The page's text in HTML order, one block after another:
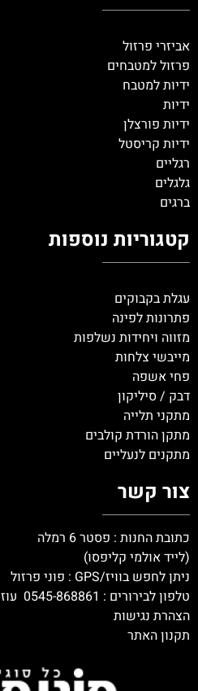
אביזרי פרזול
פרזול למטבחים
ידיות למטבח
ידיות
ידיות פורצלן
ידיות קריסטל
רגליים
גלגלים
ברגים
קטגוריות נוספות
עגלת בקבוקים
פתרונות לפינה
מזווה ויחידות נשלפות
מייבשי צלחות
פחי אשפה
דבק / סיליקון
מתקני תלייה
מתקן הורדת קולבים
מתקנים לנעליים
צור קשר
כתובת החנות : פסטר 6 רמלה
(לייד אולמי קליפסו)
ניתן לחפש בוויז/GPS : פוני פרזול
טלפון לבירורים : 0545-868861עוז
הצהרת נגישות
תקנון האתר